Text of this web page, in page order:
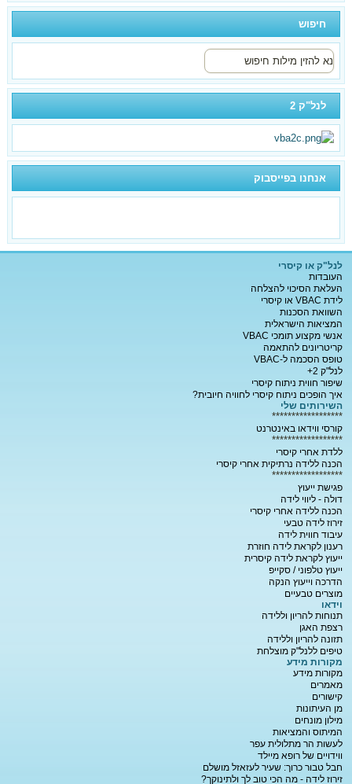
חיפוש
לנל"ק 2
אנחנו בפייסבוק
לנל"ק או קיסרי
העובדות
העלאת הסיכוי להצלחה
לידת VBAC או קיסרי
השוואת הסכנות
המציאות הישראלית
אנשי מקצוע תומכי VBAC
קריטריונים להתאמה
טופס הסכמה ל-VBAC
לנל"ק 2+
שיפור חווית ניתוח קיסרי
איך הופכים ניתוח קיסרי לחוויה חיובית?
השירותים שלי
******************
קורסי ווידאו באינטרנט
******************
ללדת אחרי קיסרי
הכנה ללידה נרתיקית אחרי קיסרי
******************
פגישת ייעוץ
דולה - ליווי לידה
הכנה ללידה אחרי קיסרי
זירוז לידה טבעי
עיבוד חווית לידה
רענון לקראת לידה חוזרת
ייעוץ לקראת לידה קיסרית
ייעוץ טלפוני / סקייפ
הדרכה וייעוץ הנקה
מוצרים טבעיים
וידאו
תנוחות להריון וללידה
רצפת האגן
תזונה להריון וללידה
טיפים ללנל"ק מוצלחת
מקורות מידע
מקורות מידע
מאמרים
קישורים
מן העיתונות
מילון מונחים
המיתוס והמציאות
לעשות הר מתלולית עפר
ווידויים של רופא מיילד
חבל טבור כרוך: שעיר לעזאזל מושלם
זירוז לידה - מה הכי טוב לך ולתינוקך?